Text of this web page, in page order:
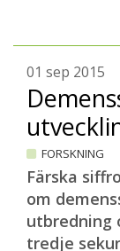
01 sep 2015
FORSKNING
Färska
om
utbredning
tredje